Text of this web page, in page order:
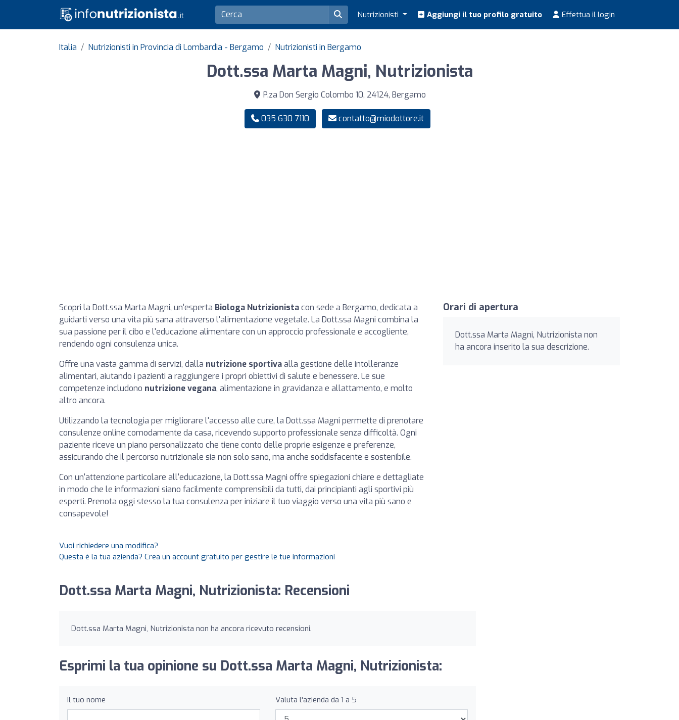
Nutrizionisti Aggiungi il tuo profilo gratuito Effettua il login
Italia Nutrizionisti in Provincia di Lombardia - Bergamo Nutrizionisti in Bergamo
Dott.ssa Marta Magni, Nutrizionista
P.za Don Sergio Colombo 10, 24124, Bergamo
035 630 7110 contatto@miodottore.it
Scopri la Dott.ssa Marta Magni, un'esperta Biologa Nutrizionistacon sede a Bergamo, dedicata a
guidarti verso una vita più sana attraverso l'alimentazione vegetale. La Dott.ssa Magni combina la
sua passione per il cibo e l'educazione alimentare con un approccio professionale e accogliente,
rendendo ogni consulenza unica.
Offre una vasta gamma di servizi, dalla nutrizione sportivaalla gestione delle intolleranze
alimentari, aiutando i pazienti a raggiungere i propri obiettivi di salute e benessere. Le sue
competenze includono nutrizione vegana, alimentazione in gravidanza e allattamento, e molto
altro ancora.
Utilizzando la tecnologia per migliorare l'accesso alle cure, la Dott.ssa Magni permette di prenotare
consulenze online comodamente da casa, ricevendo supporto professionale senza difficoltà. Ogni
paziente riceve un piano personalizzato che tiene conto delle proprie esigenze e preferenze,
assicurando che il percorso nutrizionale sia non solo sano, ma anche soddisfacente e sostenibile.
Con un'attenzione particolare all'educazione, la Dott.ssa Magni offre spiegazioni chiare e dettagliate
in modo che le informazioni siano facilmente comprensibili da tutti, dai principianti agli sportivi più
esperti. Prenota oggi stesso la tua consulenza per iniziare il tuo viaggio verso una vita più sano e
consapevole!
Orari di apertura
Dott.ssa Marta Magni, Nutrizionista non
ha ancora inserito la sua descrizione.
Vuoi richiedere una modifica?
Questa è la tua azienda? Crea un account gratuito per gestire le tue informazioni
Dott.ssa Marta Magni, Nutrizionista: Recensioni
Dott.ssa Marta Magni, Nutrizionista non ha ancora ricevuto recensioni.
Esprimi la tua opinione su Dott.ssa Marta Magni, Nutrizionista:
Il tuo nome Valuta l'azienda da 1 a 5